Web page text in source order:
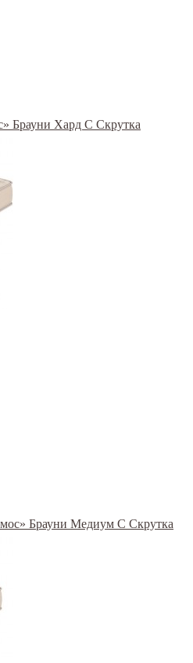
Брауни Хард С Скрутка
Брауни Медиум С Скрутка